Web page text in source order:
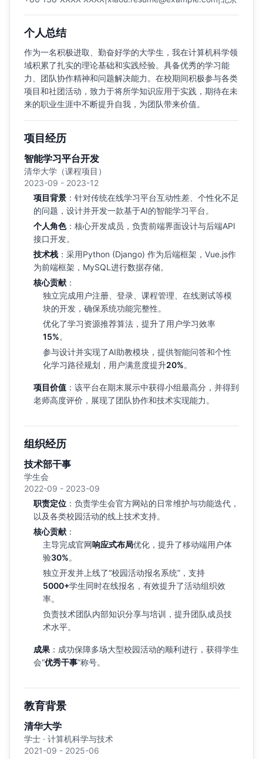
个人总结
作为一名积极进取、勤奋好学的大学生，我在计算机科学领
域积累了扎实的理论基础和实践经验。具备优秀的学习能
力、团队协作精神和问题解决能力。在校期间积极参与各类
项目和社团活动，致力于将所学知识应用于实践，期待在未
来的职业生涯中不断提升自我，为团队带来价值。
项目经历
智能学习平台开发
清华大学（课程项目）
2023-09 - 2023-12
项目背景 ：针对传统在线学习平台互动性差、个性化不足
的问题，设计并开发一款基于AI的智能学习平台。
个人角色：核心开发成员，负责前端界面设计与后端API
接口开发。
技术栈 ：采用Python (Django) 作为后端框架，Vue.js作
为前端框架，MySQL进行数据存储。
核心贡献 ：
独立完成用户注册、登录、课程管理、在线测试等模
块的开发，确保系统功能完整性。
优化了学习资源推荐算法，提升了用户学习效率
15%。
参与设计并实现了AI助教模块，提供智能问答和个性
化学习路径规划，用户满意度提升20%。
项目价值 ：该平台在期末展示中获得小组最高分，并得到
老师高度评价，展现了团队协作和技术实现能力。
组织经历
技术部干事
学生会
2022-09 - 2023-09
职责定位 ：负责学生会官方网站的日常维护与功能迭代，
以及各类校园活动的线上技术支持。
核心贡献 ：
主导完成官网响应式布局优化，提升了移动端用户体
验30%。
独立开发并上线了“校园活动报名系统”，支持
5000+学生同时在线报名，有效提升了活动组织效
率。
负责技术团队内部知识分享与培训，提升团队成员技
术水平。
成果 ：成功保障多场大型校园活动的顺利进行，获得学生
会“优秀干事”称号。
教育背景
清华大学
学士 · 计算机科学与技术
2021-09 - 2025-06